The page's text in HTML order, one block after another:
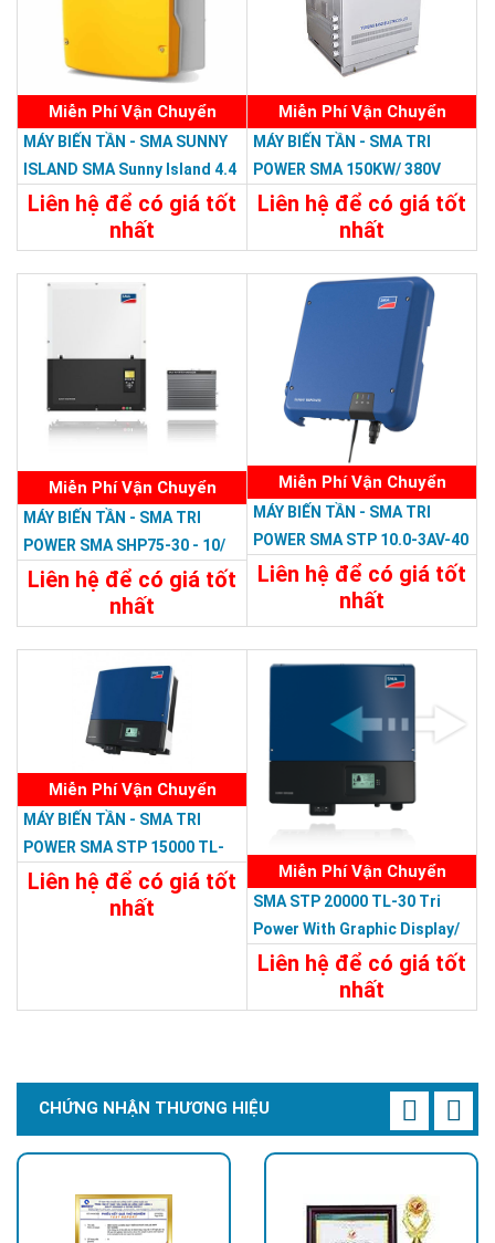
Miễn Phí Vận Chuyển
MÁY BIẾN TẦN - SMA SUNNY
ISLAND SMA Sunny Island 4.4
H-12
Liên hệ để có giá tốt
nhất
Miễn Phí Vận Chuyển
MÁY BIẾN TẦN - SMA TRI
POWER SMA 150KW/ 380V
Liên hệ để có giá tốt
nhất
Miễn Phí Vận Chuyển
MÁY BIẾN TẦN - SMA TRI
POWER SMA SHP75-30 - 10/
380V
Liên hệ để có giá tốt
nhất
Miễn Phí Vận Chuyển
MÁY BIẾN TẦN - SMA TRI
POWER SMA STP 10.0-3AV-40
Tri Power/380V 10 KW, 3 PHA
Liên hệ để có giá tốt
nhất
Miễn Phí Vận Chuyển
MÁY BIẾN TẦN - SMA TRI
POWER SMA STP 15000 TL-
10 Tri Power With Graphic
Display /380V
Liên hệ để có giá tốt
nhất
Miễn Phí Vận Chuyển
SMA STP 20000 TL-30 Tri
Power With Graphic Display/
380V
Liên hệ để có giá tốt
nhất
CHỨNG NHẬN THƯƠNG HIỆU